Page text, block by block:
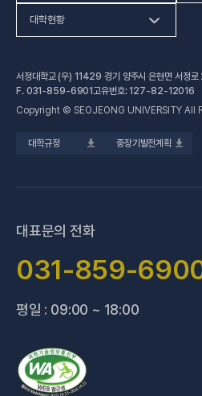
인문사회계열
공학계열
전문기술석사
건
교
성
대학현황
대학정보공시(새 창 열림)
업무추진비 사용내역
법정위원회 회의록
대학규정 중장기발전계획
서정대학교 (우) 11429 경기 양주시 은현면 서정
F. 031-859-6901고유번호: 127-82-12016
Copyright © SEOJEONG UNIVERSITY All
대표문의 전화
031-859-
평일 : 09:00 ~ 18:00